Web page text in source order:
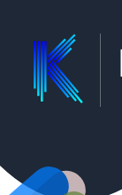
Kyoox AG